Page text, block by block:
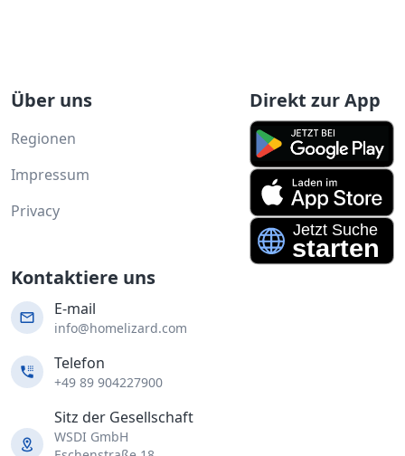
Über uns
Regionen
Impressum
Privacy
Direkt zur App
Kontaktiere uns
E-mail
info@homelizard.com
Telefon
+49 89 904227900
Sitz der Gesellschaft
WSDI GmbH